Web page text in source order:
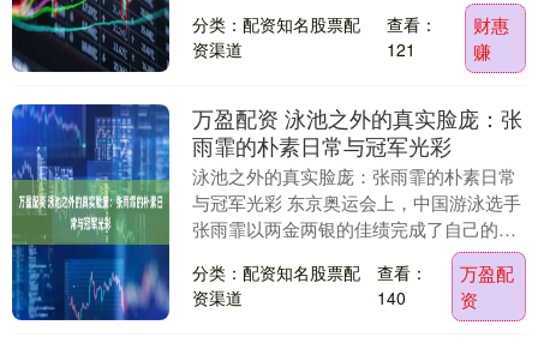
住所进行了变更，并完成了工商变更登记
手续，并于....
分类：配资知名股票配
资渠道
查看：
121
财惠
赚
万盈配资 泳池之外的真实脸庞：张
雨霏的朴素日常与冠军光彩
泳池之外的真实脸庞：张雨霏的朴素日常
与冠军光彩 东京奥运会上，中国游泳选手
张雨霏以两金两银的佳绩完成了自己的比
赛征程。当聚光灯逐渐移开，这位年轻的
冠军回到了熟悉....
分类：配资知名股票配
资渠道
查看：
140
万盈配
资